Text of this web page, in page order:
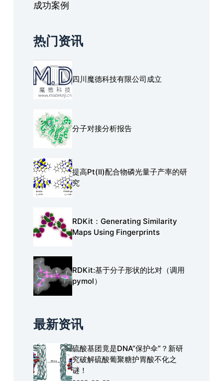
成功案例
热门资讯
四川魔德科技有限公司成立
分子对接分析报告
提高Pt(Ⅱ)配合物磷光量子产率的研
究
RDKit：Generating Similarity
Maps Using Fingerprints
RDKit:基于分子形状的比对（调用
pymol）
最新资讯
硫酸基团竟是DNA“保护伞”？新研
究破解硫酸葡聚糖护胃酸不化之
谜！